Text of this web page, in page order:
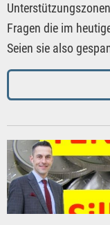
Fragen die im
Seien sie also